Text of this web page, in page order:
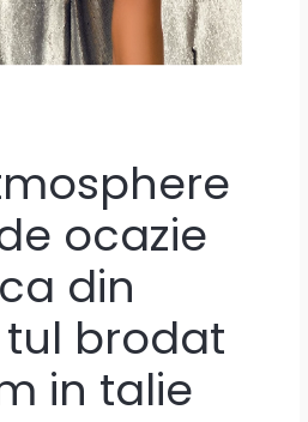
ocazie
din
brodat
in talie